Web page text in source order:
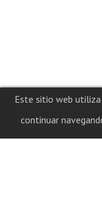
Este sitio web utiliza
continuar